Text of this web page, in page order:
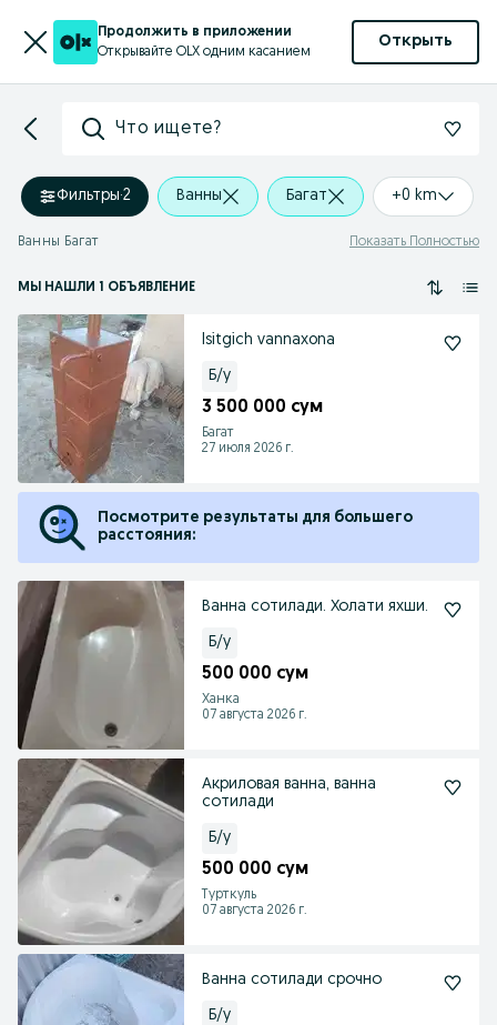
Продолжить в приложении
Открывайте OLX одним касанием
Открыть
Что ищете?
Фильтры·2 Ванны Багат +0 km
Ванны Багат Показать Полностью
МЫ НАШЛИ 1 ОБЪЯВЛЕНИЕ
Isitgich vannaxona
Б/у
3 500 000 сум
Багат
27 июля 2026 г.
Посмотрите результаты для большего
расстояния:
Ванна сотилади. Холати яхши.
Б/у
500 000 сум
Ханка
07 августа 2026 г.
Акриловая ванна, ванна
сотилади
Б/у
500 000 сум
Турткуль
07 августа 2026 г.
Ванна сотилади срочно
Б/у